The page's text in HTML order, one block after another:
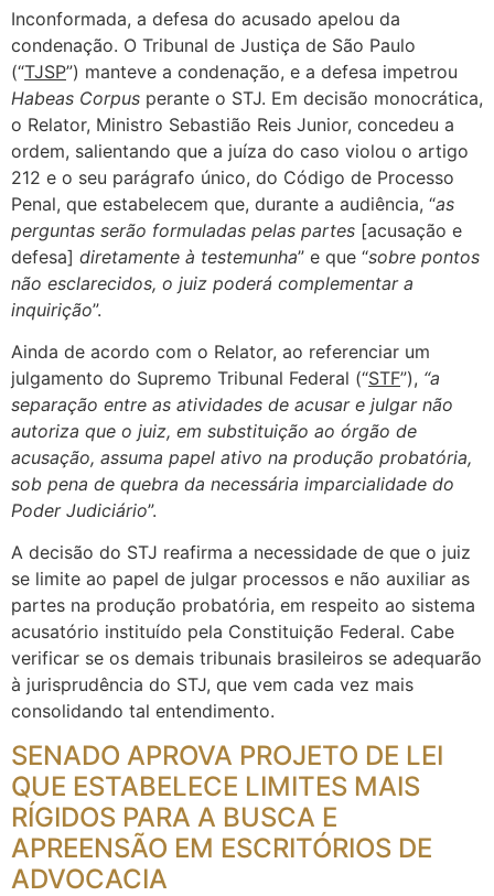
Inconformada, a defesa do acusado apelou da
condenação. O Tribunal de Justiça de São Paulo
(“TJSP”) manteve a condenação, e a defesa impetrou
Habeas Corpus perante o STJ. Em decisão monocrática,
o Relator, Ministro Sebastião Reis Junior, concedeu a
ordem, salientando que a juíza do caso violou o artigo
212 e o seu parágrafo único, do Código de Processo
Penal, que estabelecem que, durante a audiência, “as
perguntas serão formuladas pelas partes [acusação e
defesa] diretamente à testemunha” e que “sobre pontos
não esclarecidos, o juiz poderá complementar a
inquirição”.
Ainda de acordo com o Relator, ao referenciar um
julgamento do Supremo Tribunal Federal (“STF”), “a
separação entre as atividades de acusar e julgar não
autoriza que o juiz, em substituição ao órgão de
acusação, assuma papel ativo na produção probatória,
sob pena de quebra da necessária imparcialidade do
Poder Judiciário”.
A decisão do STJ reafirma a necessidade de que o juiz
se limite ao papel de julgar processos e não auxiliar as
partes na produção probatória, em respeito ao sistema
acusatório instituído pela Constituição Federal. Cabe
verificar se os demais tribunais brasileiros se adequarão
à jurisprudência do STJ, que vem cada vez mais
consolidando tal entendimento.
SENADO APROVA PROJETO DE LEI
QUE ESTABELECE LIMITES MAIS
RÍGIDOS PARA A BUSCA E
APREENSÃO EM ESCRITÓRIOS DE
ADVOCACIA